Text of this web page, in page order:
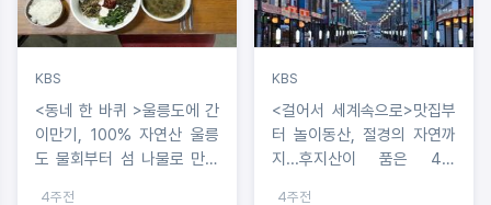
KBS
<동네 한 바퀴 >울릉도에 간
이만기, 100% 자연산 울릉
도 물회부터 섬 나물로 만든
4주전
KBS
<걸어서 세계속으로>맛집부
터 놀이동산, 절경의 자연까
지...후지산이 품은 4대
4주전